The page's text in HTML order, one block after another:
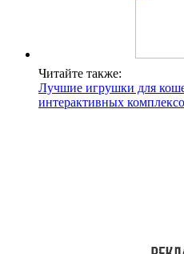
Читайте также:
Лучшие игрушки для
интерактивных